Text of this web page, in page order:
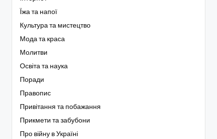
Їжа та напої
Культура та мистецтво
Мода та краса
Молитви
Освіта та наука
Поради
Правопис
Привітання та побажання
Прикмети та забубони
Про війну в Україні